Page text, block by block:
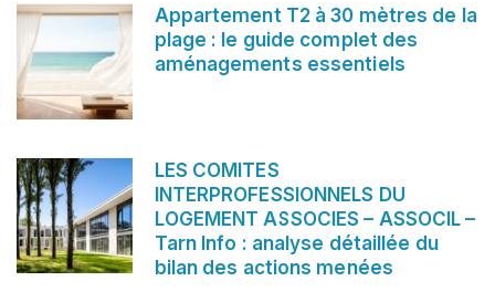
Appartement T2 à 30 mètres de la
plage : le guide complet des
aménagements essentiels
LES COMITES
INTERPROFESSIONNELS DU
LOGEMENT ASSOCIES – ASSOCIL –
Tarn Info : analyse détaillée du
bilan des actions menées